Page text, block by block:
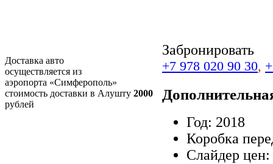
Доставка авто
осуществляется из
аэропорта «Симферополь»
стоимость доставки в Алушту 2000
рублей
Забронировать
+7 978 020 90 30,
Год: 2018
Коробка
Слайдер цен: